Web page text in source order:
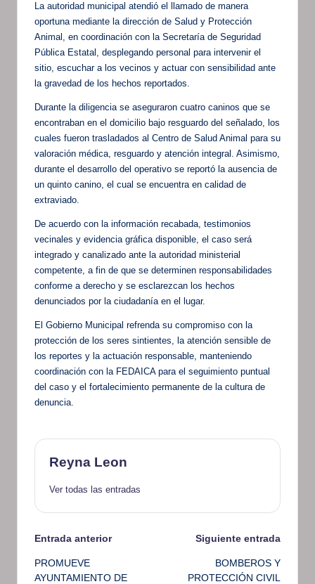
La autoridad municipal atendió el llamado de manera
oportuna mediante la dirección de Salud y Protección
Animal, en coordinación con la Secretaría de Seguridad
Pública Estatal, desplegando personal para intervenir el
sitio, escuchar a los vecinos y actuar con sensibilidad ante
la gravedad de los hechos reportados.
Durante la diligencia se aseguraron cuatro caninos que se
encontraban en el domicilio bajo resguardo del señalado, los
cuales fueron trasladados al Centro de Salud Animal para su
valoración médica, resguardo y atención integral. Asimismo,
durante el desarrollo del operativo se reportó la ausencia de
un quinto canino, el cual se encuentra en calidad de
extraviado.
De acuerdo con la información recabada, testimonios
vecinales y evidencia gráfica disponible, el caso será
integrado y canalizado ante la autoridad ministerial
competente, a fin de que se determinen responsabilidades
conforme a derecho y se esclarezcan los hechos
denunciados por la ciudadanía en el lugar.
El Gobierno Municipal refrenda su compromiso con la
protección de los seres sintientes, la atención sensible de
los reportes y la actuación responsable, manteniendo
coordinación con la FEDAICA para el seguimiento puntual
del caso y el fortalecimiento permanente de la cultura de
denuncia.
Reyna Leon
Ver todas las entradas
Navegación
de
Entrada anterior
PROMUEVE
AYUNTAMIENTO DE
Siguiente entrada
BOMBEROS Y
PROTECCIÓN CIVIL